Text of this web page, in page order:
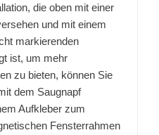
die oben mit einer
und mit einem
markierenden
ist, um mehr
zu bieten, können Sie
dem Saugnapf
Aufkleber zum
Fensterrahmen